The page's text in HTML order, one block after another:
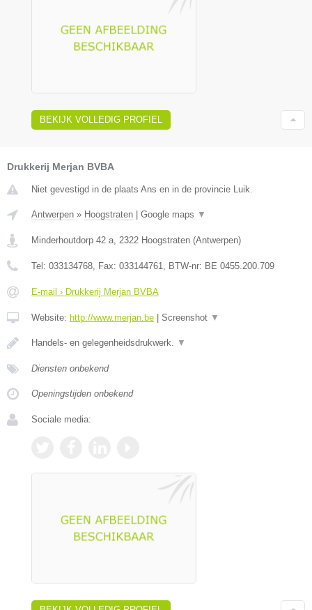
BEKIJK VOLLEDIG PROFIEL
Drukkerij Merjan BVBA
Niet gevestigd in de plaats Ans en in de provincie Luik.
Antwerpen » Hoogstraten Google maps ▼
Minderhoutdorp 42 a, 2322 Hoogstraten (Antwerpen)
Tel: 033134768, Fax: 033144761, BTW-nr: BE 0455.200.709
E-mail › Drukkerij Merjan BVBA
Website: http://www.merjan.be Screenshot ▼
Handels- en gelegenheidsdrukwerk. ▼
Diensten onbekend
Openingstijden onbekend
Sociale media: